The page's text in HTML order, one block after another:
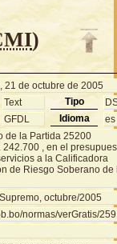
)
21 de octubre de 2005
Text Tipo
GFDL Idioma es
de la Partida 25200
242.700 , en el
a la Calificadora
de Riesgo Soberano de
octubre/2005
normas/verGratis/